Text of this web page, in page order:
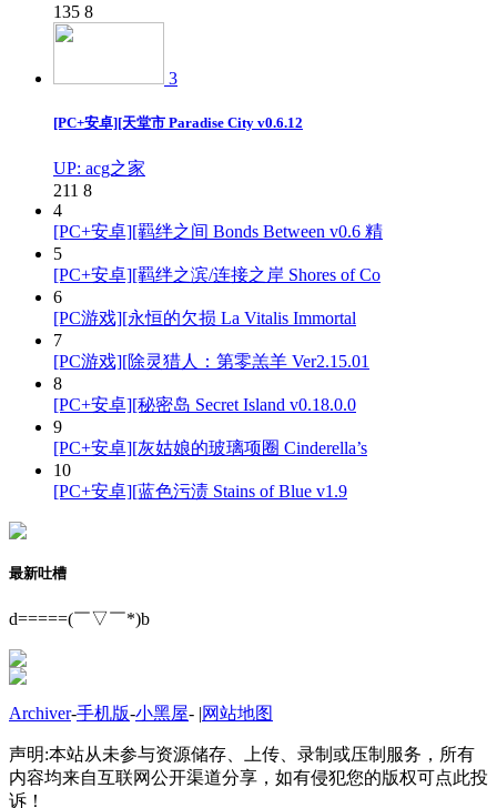
135 8
3
[PC+安卓][天堂市 Paradise City v0.6.12
UP: acg之家
211 8
4
[PC+安卓][羁绊之间 Bonds Between v0.6 精
5
[PC+安卓][羁绊之滨/连接之岸 Shores of Co
6
[PC游戏][永恒的欠损 La Vitalis Immortal
7
[PC游戏][除灵猎人：第零羔羊 Ver2.15.01
8
[PC+安卓][秘密岛 Secret Island v0.18.0.0
9
[PC+安卓][灰姑娘的玻璃项圈 Cinderella’s
10
[PC+安卓][蓝色污渍 Stains of Blue v1.9
最新吐槽
d=====(￣▽￣*)b
Archiver-手机版-小黑屋- |网站地图
声明:本站从未参与资源储存、上传、录制或压制服务，所有
内容均来自互联网公开渠道分享，如有侵犯您的版权可点此投
诉！